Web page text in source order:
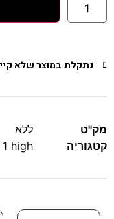
נתקלת במוצר שלא
מק"ט
ללא
קטגוריה
high